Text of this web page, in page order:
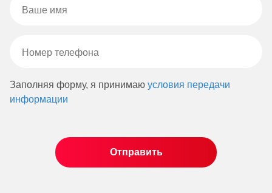
Заполняя форму, я принимаю условия передачи
информации